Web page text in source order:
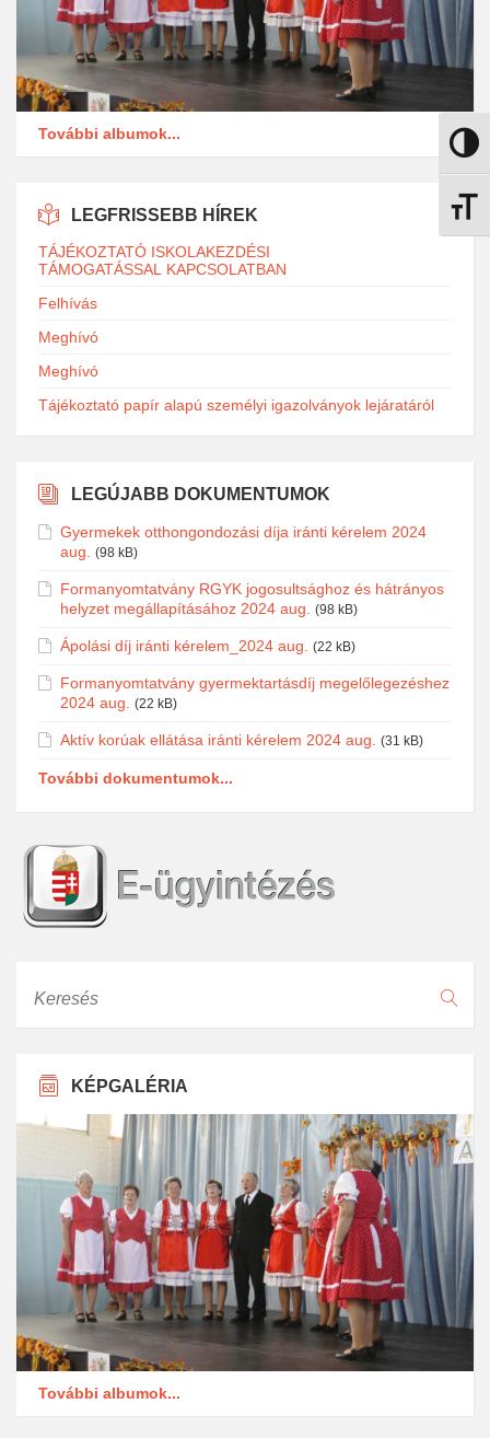
Nagy
További albumok...
LEGFRISSEBB HÍREK
TÁJÉKOZTATÓ ISKOLAKEZDÉSI
TÁMOGATÁSSAL KAPCSOLATBAN
Felhívás
Meghívó
Meghívó
Tájékoztató papír alapú személyi igazolványok lejáratáról
LEGÚJABB DOKUMENTUMOK
Gyermekek otthongondozási díja iránti kérelem 2024
aug.
(98 kB)
Formanyomtatvány RGYK jogosultsághoz és hátrányos
helyzet megállapításához 2024 aug.
(98 kB)
Ápolási díj iránti kérelem_2024 aug. (22 kB)
Formanyomtatvány gyermektartásdíj megelőlegezéshez
2024 aug.
(22 kB)
Aktív korúak ellátása iránti kérelem 2024 aug. (31 kB)
További dokumentumok...
KÉPGALÉRIA
További albumok...